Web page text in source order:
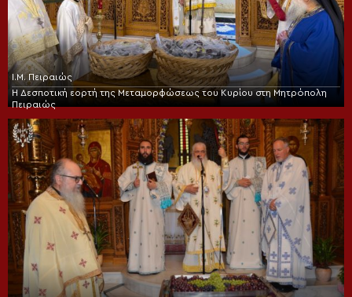
Ι.Μ. Πειραιώς
Η Δεσποτική εορτή της Μεταμορφώσεως του Κυρίου στη Μητρόπολη
Πειραιώς